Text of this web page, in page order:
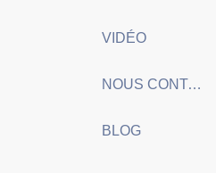
VIDÉO
NOUS CONTACTER
BLOG